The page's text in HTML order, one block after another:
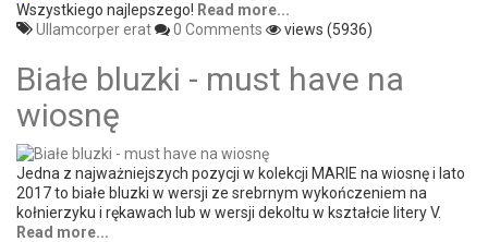
Wszystkiego najlepszego! Read more...
Ullamcorper erat
0 Comments views (5936)
Białe bluzki - must have na
wiosnę
Jedna z najważniejszych pozycji w kolekcji MARIE na wiosnę i lato
2017 to białe bluzki w wersji ze srebrnym wykończeniem na
kołnierzyku i rękawach lub w wersji dekoltu w kształcie litery V.
Read more...